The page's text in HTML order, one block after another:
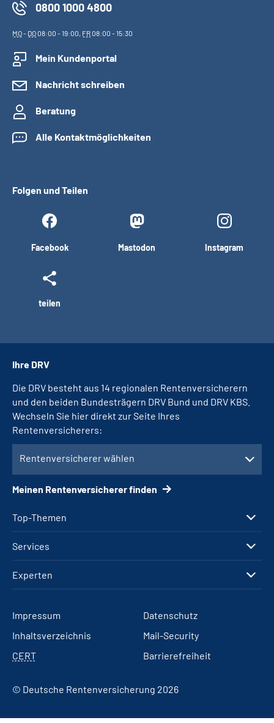
0800 1000 4800
MO- DO08:00 - 19:00, FR08:00 - 15:30
Mein Kundenportal
Nachricht schreiben
Beratung
Alle Kontaktmöglichkeiten
Folgen und Teilen
Facebook Mastodon Instagram
teilen
Top-Themen
Services
Experten
Ihre DRV
Die DRV besteht aus 14 regionalen Rentenversicherern
und den beiden Bundesträgern DRV Bund und DRV KBS.
Wechseln Sie hier direkt zur Seite Ihres
Rentenversicherers:
Rentenversicherer wählen
Meinen Rentenversicherer finden
Impressum
Datenschutz
Inhaltsverzeichnis
Mail-Security
CERT
Barrierefreiheit
© Deutsche Rentenversicherung 2026